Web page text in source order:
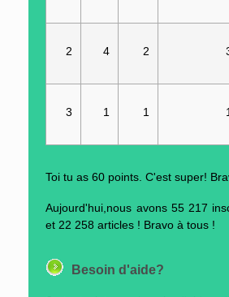
2 4 2
3 1 1 1
Toi tu as 60 points. C'est super!
Aujourd'hui,nous avons 55 217
et 22 258 articles ! Bravo à tous !
Besoin d'aide?